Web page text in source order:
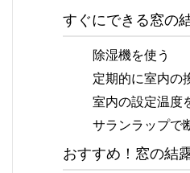
すぐにできる窓の
除湿機を使う
定期的に室内の
室内の設定温度
サランラップで
おすすめ！窓の結